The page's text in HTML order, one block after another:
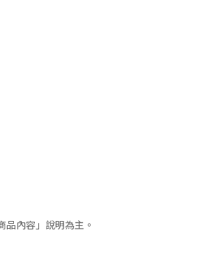
內容」說明為主。